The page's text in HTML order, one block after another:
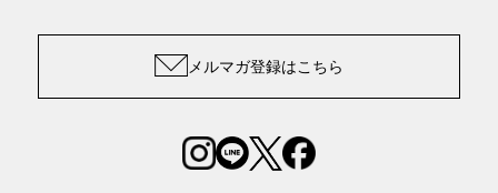
メルマガ登録はこちら